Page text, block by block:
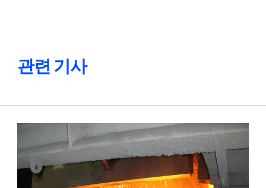
관련 기사